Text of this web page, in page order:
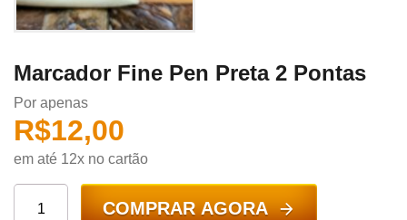
Marcador Fine Pen Preta 2 Pontas
Por apenas
R$12,00
em até 12x no cartão
COMPRAR AGORA